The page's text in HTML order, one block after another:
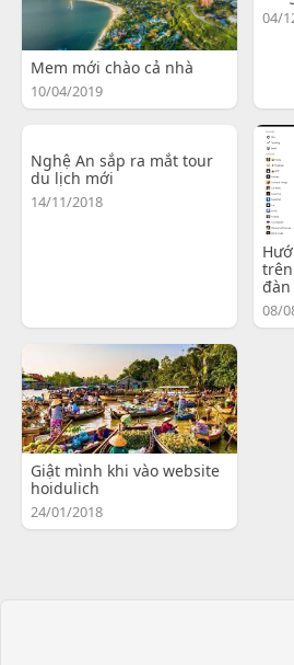
Mem mới chào cả nhà
10/04/2019
04/
Nghệ An sắp ra mắt tour
du lịch mới
14/11/2018
đàn
08/
Giật mình khi vào website
hoidulich
24/01/2018